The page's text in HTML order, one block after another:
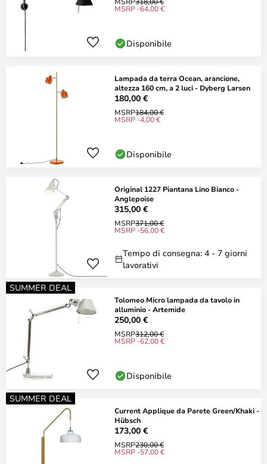
MSRP -64,00 €
Disponibile
Lampada da terra Ocean, arancione,
altezza 160 cm, a 2 luci - Dyberg Larsen
180,00 €
MSRP184,00 €
MSRP -4,00 €
Disponibile
Original 1227 Piantana Lino Bianco -
Anglepoise
315,00 €
MSRP371,00 €
MSRP -56,00 €
Tempo di consegna: 4 - 7 giorni
lavorativi
SUMMER DEAL
Tolomeo Micro lampada da tavolo in
alluminio - Artemide
250,00 €
MSRP312,00 €
MSRP -62,00 €
Disponibile
SUMMER DEAL
Current Applique da Parete Green/Khaki -
Hübsch
173,00 €
MSRP230,00 €
MSRP -57,00 €